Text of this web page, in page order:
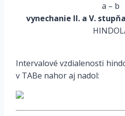
a – b
vynechanie II. a V. stupňa
Intervalové vzdialenosti
v TABe nahor aj nadol: